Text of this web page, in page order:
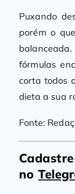
Puxando
porém o
fórmulas
corta todos
dieta a sua
Fonte:
no